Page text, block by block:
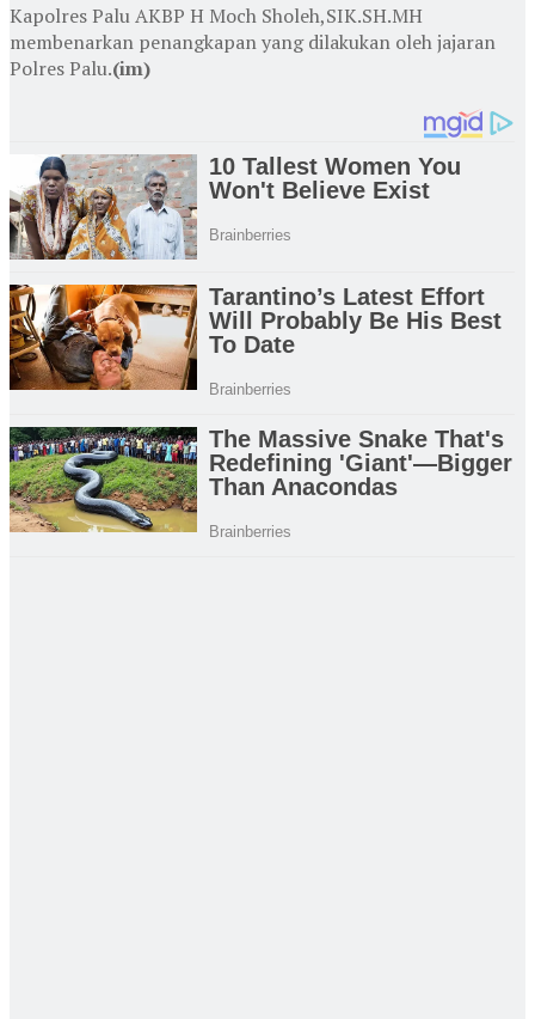
Kapolres Palu AKBP H Moch Sholeh,SIK.SH.MH
membenarkan penangkapan yang dilakukan oleh jajaran
Polres Palu.(im)